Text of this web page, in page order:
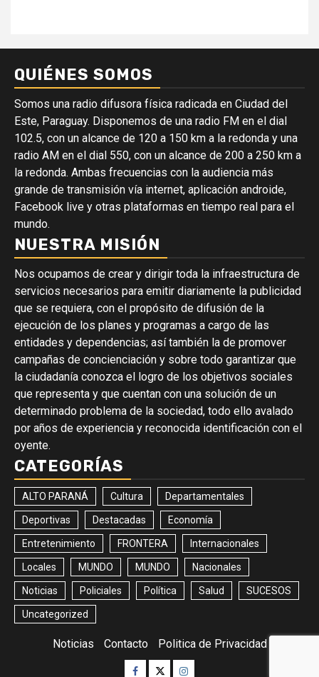
QUIÉNES SOMOS
Somos una radio difusora física radicada en Ciudad del
Este, Paraguay. Disponemos de una radio FM en el dial
102.5, con un alcance de 120 a 150 km a la redonda y una
radio AM en el dial 550, con un alcance de 200 a 250 km a
la redonda. Ambas frecuencias con la audiencia más
grande de transmisión vía internet, aplicación androide,
Facebook live y otras plataformas en tiempo real para el
mundo.
NUESTRA MISIÓN
Nos ocupamos de crear y dirigir toda la infraestructura de
servicios necesarios para emitir diariamente la publicidad
que se requiera, con el propósito de difusión de la
ejecución de los planes y programas a cargo de las
entidades y dependencias; así también la de promover
campañas de concienciación y sobre todo garantizar que
la ciudadanía conozca el logro de los objetivos sociales
que representa y que cuentan con una solución de un
determinado problema de la sociedad, todo ello avalado
por años de experiencia y reconocida identificación con el
oyente.
CATEGORÍAS
ALTO PARANÁ Cultura Departamentales
Deportivas Destacadas Economía
Entretenimiento FRONTERA Internacionales
Locales MUNDO MUNDO Nacionales
Noticias Policiales Política Salud SUCESOS
Uncategorized
Noticias Contacto Politica de Privacidad
Facebook
TwitterInstagram